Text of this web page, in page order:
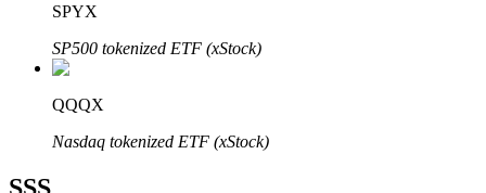
SPYX
SP500 tokenized ETF (xStock)
QQQX
Nasdaq tokenized ETF (xStock)